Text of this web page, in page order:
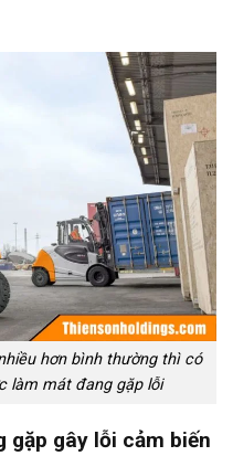
hơn bình thường thì có
làm mát đang gặp lỗi
gặp gây lỗi cảm biến